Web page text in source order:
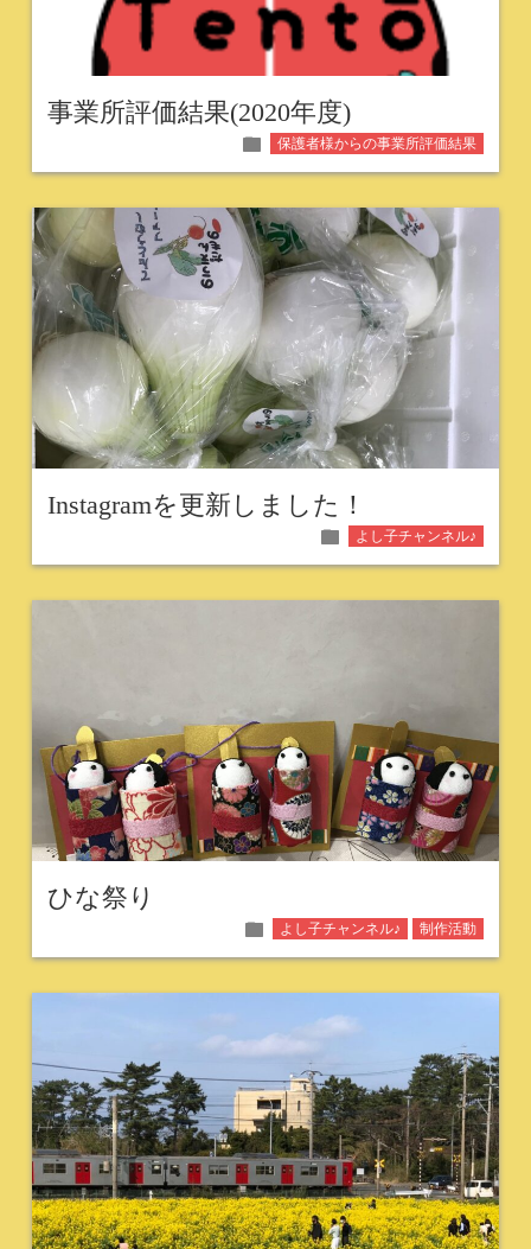
事業所評価結果(2020年度)
folder 保護者様からの事業所評価結果
Instagramを更新しました！
folder よし子チャンネル♪
ひな祭り
folder よし子チャンネル♪ 制作活動